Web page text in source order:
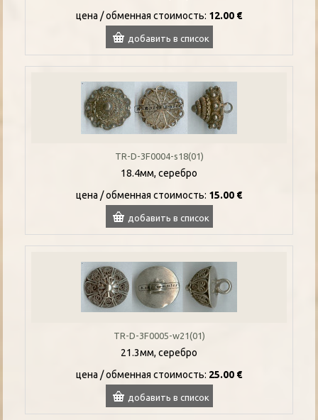
цена / oбменная стоимость: 12.00 €
добавить в список
TR-D-3F0004-s18(01)
18.4мм, серебро
цена / oбменная стоимость: 15.00 €
добавить в список
TR-D-3F0005-w21(01)
21.3мм, серебро
цена / oбменная стоимость: 25.00 €
добавить в список